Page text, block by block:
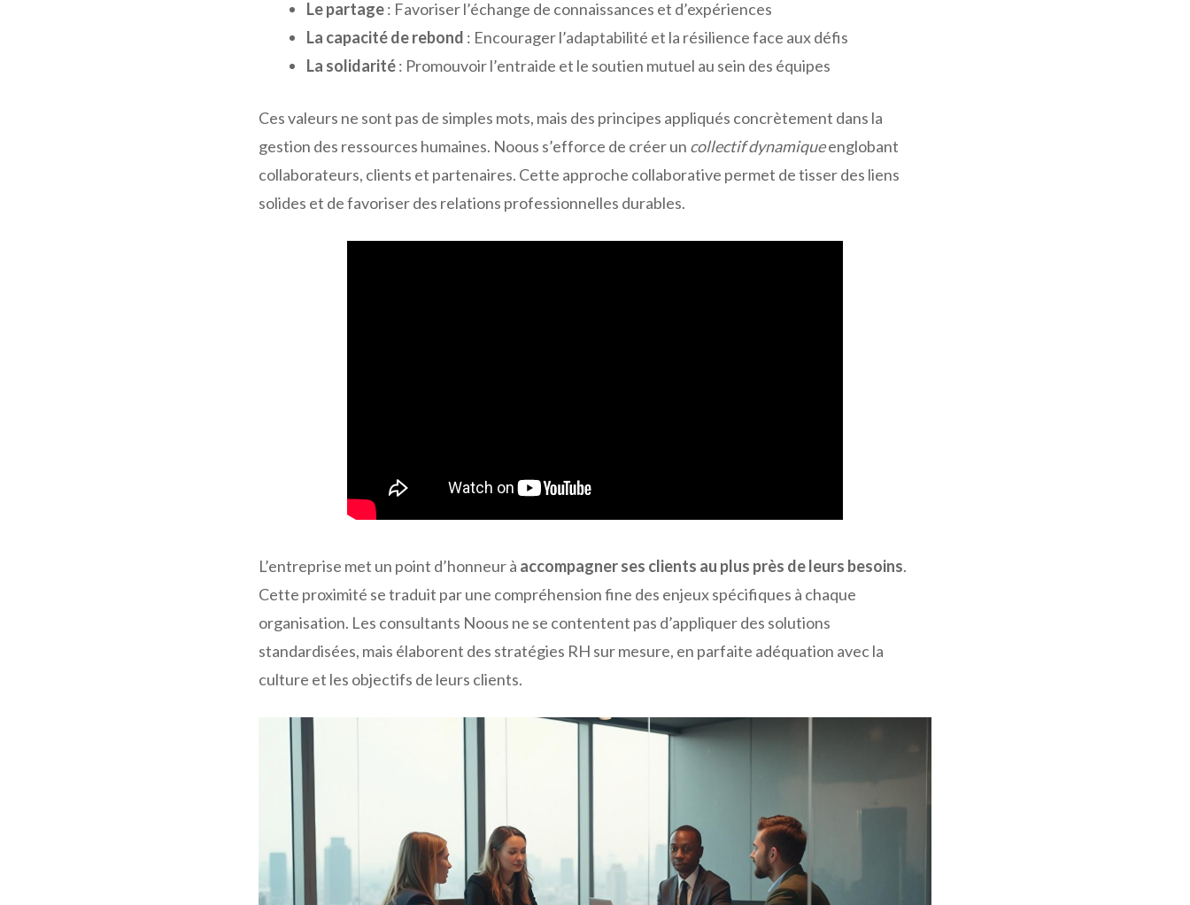
Le partage: Favoriser l’échange de connaissances et d’expériences
La capacité de rebond : Encourager l’adaptabilité et la résilience face aux défis
La solidarité: Promouvoir l’entraide et le soutien mutuel au sein des équipes
Ces valeurs ne sont pas de simples mots, mais des principes appliqués concrètement dans la
gestion des ressources humaines. Noous s’efforce de créer un collectif dynamiqueenglobant
collaborateurs, clients et partenaires. Cette approche collaborative permet de tisser des liens
solides et de favoriser des relations professionnelles durables.
L’entreprise met un point d’honneur à accompagner ses clients au plus près de leurs besoins.
Cette proximité se traduit par une compréhension fine des enjeux spécifiques à chaque
organisation. Les consultants Noous ne se contentent pas d’appliquer des solutions
standardisées, mais élaborent des stratégies RH sur mesure, en parfaite adéquation avec la
culture et les objectifs de leurs clients.